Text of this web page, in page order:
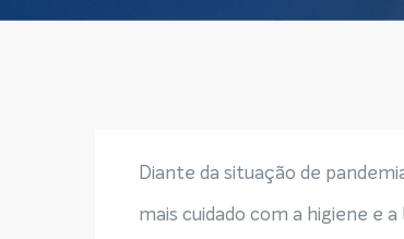
Diante da situação de
mais cuidado com a higiene e